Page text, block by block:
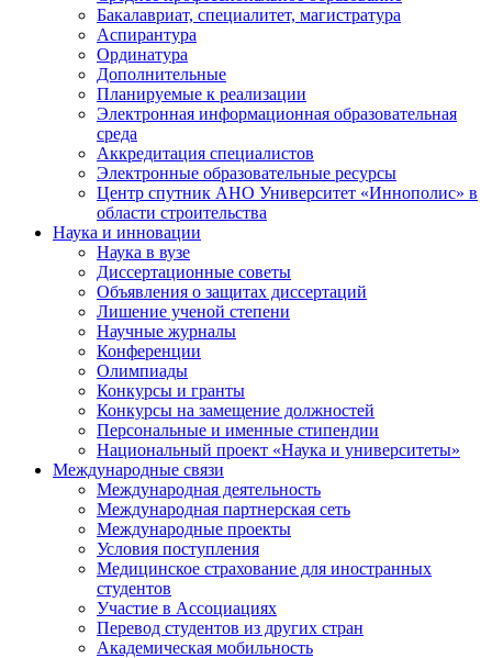
Бакалавриат, специалитет, магистратура
Аспирантура
Ординатура
Дополнительные
Планируемые к реализации
Электронная информационная образовательная
среда
Аккредитация специалистов
Электронные образовательные ресурсы
Центр спутник АНО Университет «Иннополис» в
области строительства
Наука и инновации
Наука в вузе
Диссертационные советы
Объявления о защитах диссертаций
Лишение ученой степени
Научные журналы
Конференции
Олимпиады
Конкурсы и гранты
Конкурсы на замещение должностей
Персональные и именные стипендии
Национальный проект «Наука и университеты»
Международные связи
Международная деятельность
Международная партнерская сеть
Международные проекты
Условия поступления
Медицинское страхование для иностранных
студентов
Участие в Ассоциациях
Перевод студентов из других стран
Академическая мобильность